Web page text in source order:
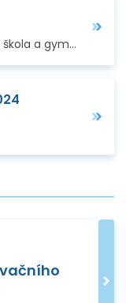
25, Praha 5 – Smíchov